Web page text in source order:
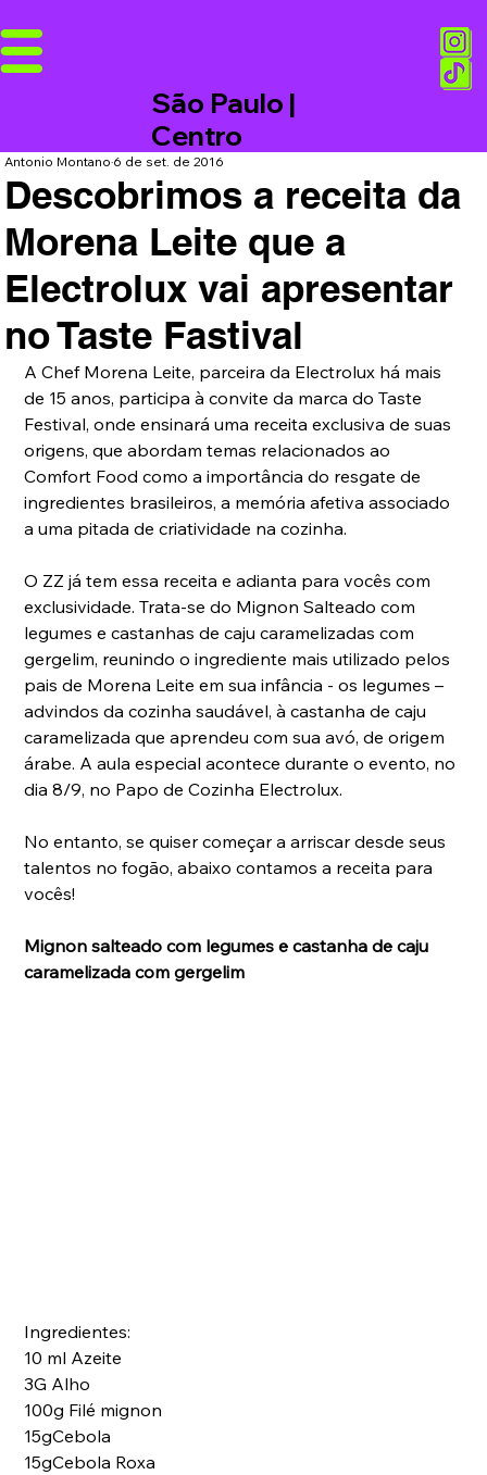
São Paulo |
Centro
Descobrimos a receita da
Morena Leite que a
Electrolux vai apresentar
no Taste Fastival
Antonio Montano6 de set. de 2016
A Chef Morena Leite, parceira da Electrolux há mais
de 15 anos, participa à convite da marca do Taste
Festival, onde ensinará uma receita exclusiva de suas
origens, que abordam temas relacionados ao
Comfort Food como a importância do resgate de
ingredientes brasileiros, a memória afetiva associado
a uma pitada de criatividade na cozinha.
O ZZ já tem essa receita e adianta para vocês com
exclusividade. Trata-se do Mignon Salteado com
legumes e castanhas de caju caramelizadas com
gergelim, reunindo o ingrediente mais utilizado pelos
pais de Morena Leite em sua infância - os legumes –
advindos da cozinha saudável, à castanha de caju
caramelizada que aprendeu com sua avó, de origem
árabe. A aula especial acontece durante o evento, no
dia 8/9, no Papo de Cozinha Electrolux.
No entanto, se quiser começar a arriscar desde seus
talentos no fogão, abaixo contamos a receita para
vocês!
Mignon salteado com legumes e castanha de caju
caramelizada com gergelim
Ingredientes:
10 ml Azeite
3G Alho
100g Filé mignon
15gCebola
15gCebola Roxa